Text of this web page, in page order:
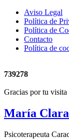
Aviso Legal
Política de
Política de
Contacto
Política de
739278
Gracias por tu visita
María
Psicoterapeuta